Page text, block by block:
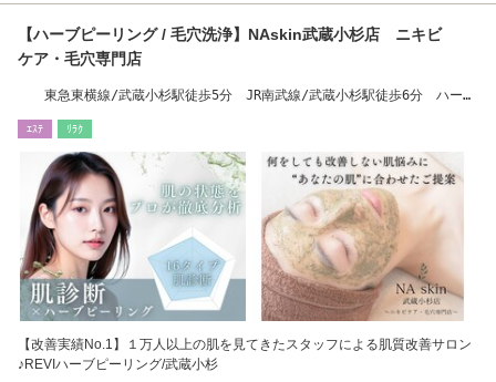
【ハーブピーリング / 毛穴洗浄】NAskin武蔵小杉店 ニキビ
ケア・毛穴専門店
東急東横線/武蔵小杉駅徒歩5分 JR南武線/武蔵小杉駅徒歩6分 ハーブ
ｴｽﾃ ﾘﾗｸ
【改善実績No.1】１万人以上の肌を見てきたスタッフによる肌質改善サロン
♪REVIハーブピーリング/武蔵小杉